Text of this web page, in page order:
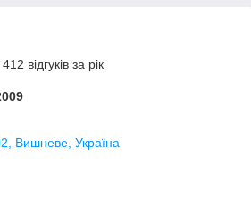
відгуків за рік
Вишневе, Україна